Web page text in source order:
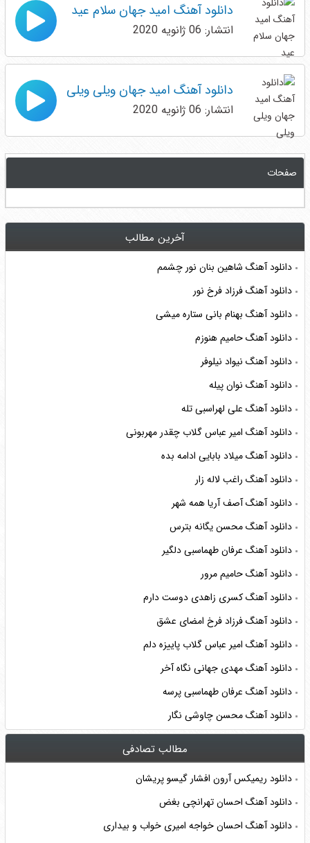
دانلود آهنگ امید جهان سلام عید
انتشار: 06 ژانویه 2020
دانلود آهنگ امید جهان ویلی ویلی
انتشار: 06 ژانویه 2020
صفحات
آخرین مطالب
دانلود آهنگ شاهین بنان نور چشمم
دانلود آهنگ فرزاد فرخ نور
دانلود آهنگ بهنام بانی ستاره میشی
دانلود آهنگ حامیم هنوزم
دانلود آهنگ نیواد نیلوفر
دانلود آهنگ نوان پیله
دانلود آهنگ علی لهراسبی تله
دانلود آهنگ امیر عباس گلاب چقدر مهربونی
دانلود آهنگ میلاد بابایی ادامه بده
دانلود آهنگ راغب لاله زار
دانلود آهنگ آصف آریا همه شهر
دانلود آهنگ محسن یگانه بترس
دانلود آهنگ عرفان طهماسبی دلگیر
دانلود آهنگ حامیم مرور
دانلود آهنگ کسری زاهدی دوست دارم
دانلود آهنگ فرزاد فرخ امضای عشق
دانلود آهنگ امیر عباس گلاب پاییزه دلم
دانلود آهنگ مهدی جهانی نگاه آخر
دانلود آهنگ عرفان طهماسبی پرسه
دانلود آهنگ محسن چاوشی نگار
مطالب تصادفی
دانلود ریمیکس آرون افشار گیسو پریشان
دانلود آهنگ احسان تهرانچی بغض
دانلود آهنگ احسان خواجه امیری خواب و بیداری